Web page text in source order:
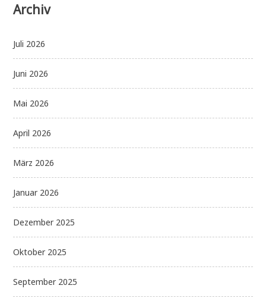
Archiv
Juli 2026
Juni 2026
Mai 2026
April 2026
März 2026
Januar 2026
Dezember 2025
Oktober 2025
September 2025